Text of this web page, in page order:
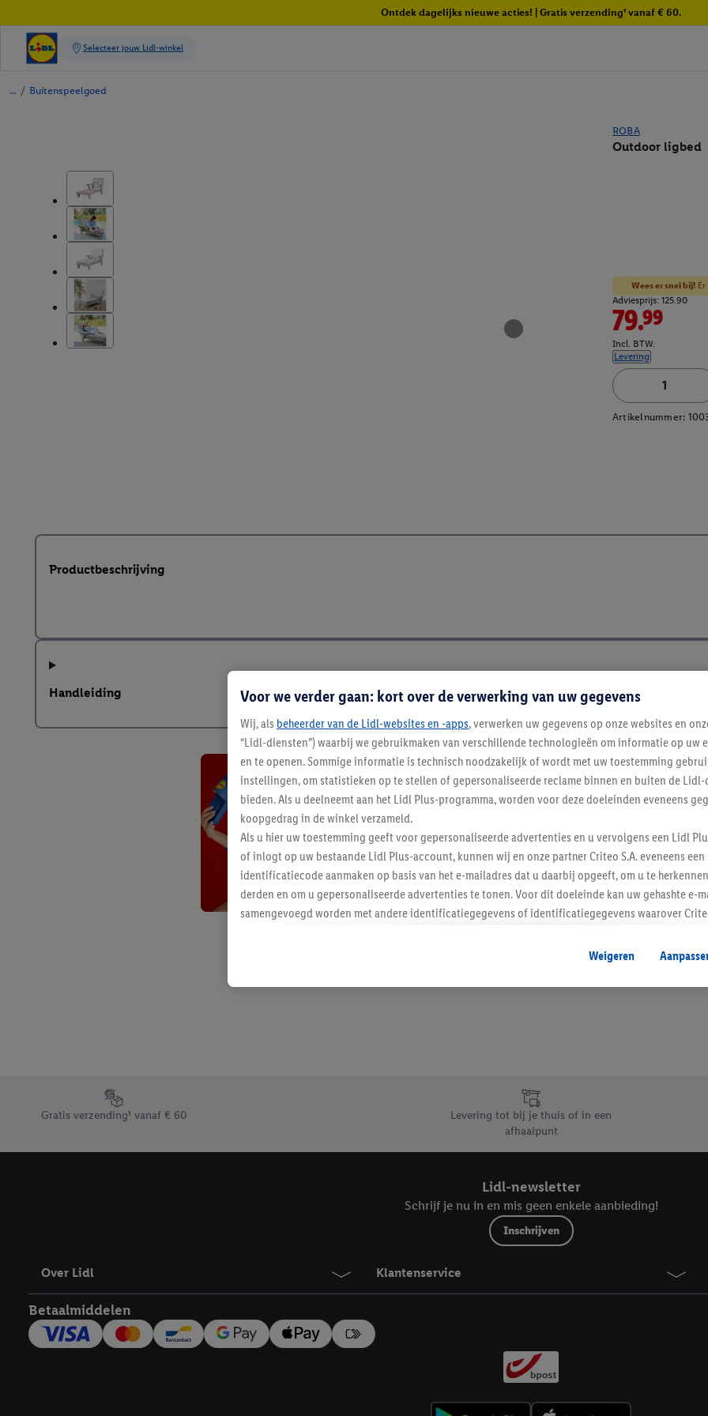
Ontdek dagelijks nieuwe acties! | Gratis verzending¹ vanaf € 60.
/ Buitenspeelgoed
ROBA
Outdoor ligbed
Wees er snel bij!Er
Adviesprijs: 125.90
79.99
Incl. BTW.
Levering
Artikelnummer:
Productbeschrijving
Handleiding
Blijf op de
Inschrijven
Footerelement met de verschillende USPs van Lidl.be
Gratis verzending¹ vanaf € 60
Levering tot bij je thuis of in een
afhaalpunt
Lidl-newsletter
Schrijf je nu in en mis geen enkele aanbieding!
Inschrijven
Over Lidl Klantenservice
Betaalmiddelen
Voor we verder gaan: kort over de verwerking van uw gegevens
Wij, als beheerder van de Lidl-websites en -apps, verwerken uw gegevens op onze websites en
“Lidl-diensten”) waarbij we gebruikmaken van verschillende technologieën om informatie op uw
en te openen. Sommige informatie is technisch noodzakelijk of wordt met uw toestemming
instellingen, om statistieken op te stellen of gepersonaliseerde reclame binnen en buiten de Lidl-
bieden. Als u deelneemt aan het Lidl Plus-programma, worden voor deze doeleinden eveneens
koopgedrag in de winkel verzameld.
Als u hier uw toestemming geeft voor gepersonaliseerde advertenties en u vervolgens een Lidl
of inlogt op uw bestaande Lidl Plus-account, kunnen wij en onze partner Criteo S.A. eveneens
identificatiecode aanmaken op basis van het e-mailadres dat u daarbij opgeeft, om u te
derden en om u gepersonaliseerde advertenties te tonen. Voor dit doeleinde kan uw gehashte e-
samengevoegd worden met andere identificatiegegevens of identificatiegegevens waarover
Als u hiermee akkoord gaat, kunnen advertenties in het kader van retargeting, d.w.z. advertenties
u interesse hebt getoond (bijvoorbeeld door het product in de webshop aan uw winkelmandje toe
niet te kopen), ook op verschillende apparaten en verschillende Lidl-diensten worden
waaronder de bewaartermijn van de gegevens en uw recht om uw toestemming te allen tijde met
privacyverklaring .Je vindt het impressum hier.
Weigeren